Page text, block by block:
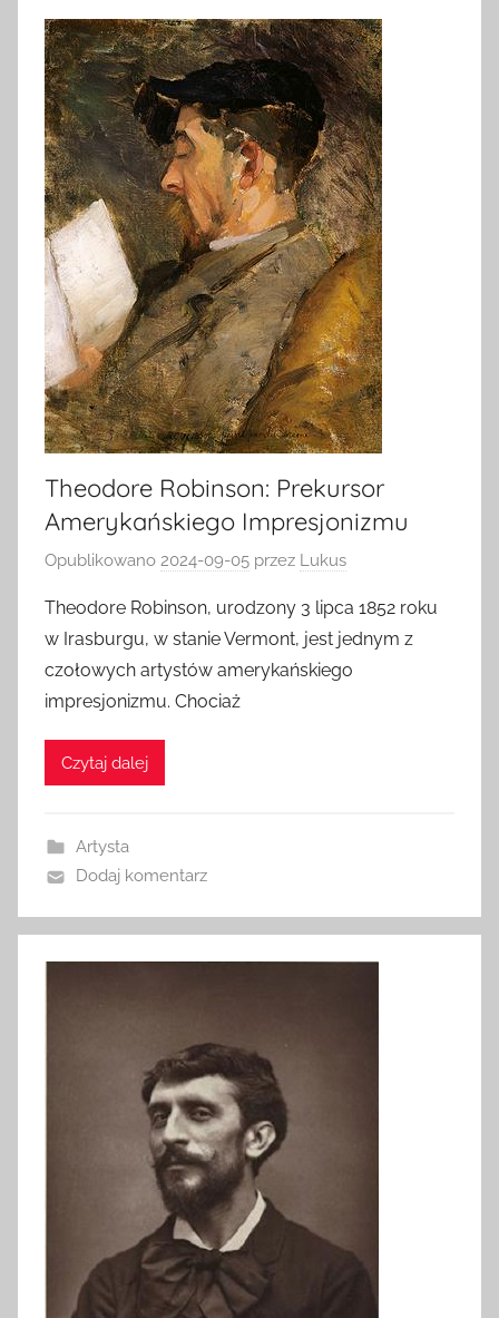
Theodore Robinson: Prekursor
Amerykańskiego Impresjonizmu
Opublikowano 2024-09-05 przez Lukus
Theodore Robinson, urodzony 3 lipca 1852 roku
w Irasburgu, w stanie Vermont, jest jednym z
czołowych artystów amerykańskiego
impresjonizmu. Chociaż
Czytaj dalej
Artysta
Dodaj komentarz